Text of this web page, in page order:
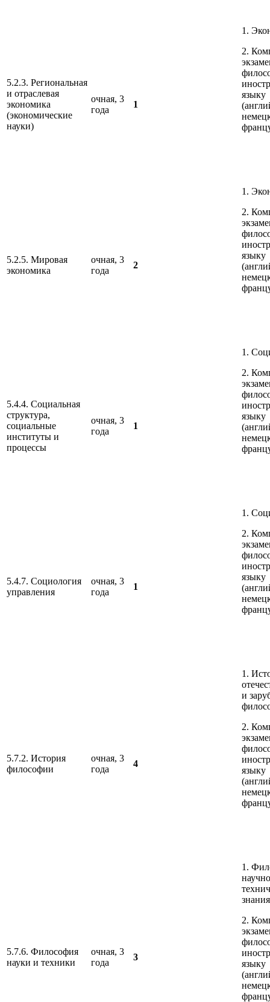
5.2.3. Региональная
и отраслевая
экономика
(экономические
науки)
очная, 3
года
1
1.
2.
языку
5.2.5. Мировая
экономика
очная, 3
года
2
1.
2.
языку
5.4.4. Социальная
структура,
социальные
институты и
процессы
очная, 3
года
1
1.
2.
языку
5.4.7. Социология
управления
очная, 3
года
1
1.
2.
языку
5.7.2. История
философии
очная, 3
года
4
1.
и
2.
языку
5.7.6. Философия
науки и техники
очная, 3
года
3
1.
знания
2.
языку